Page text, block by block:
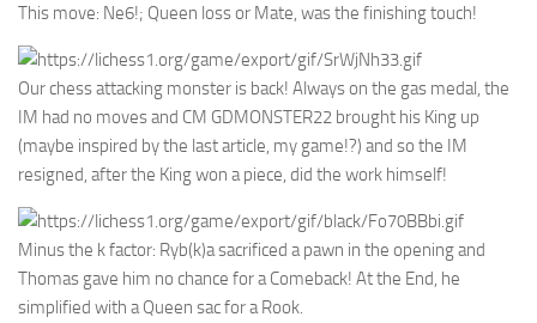
This move: Ne6!; Queen loss or Mate, was the finishing touch!
Our chess attacking monster is back! Always on the gas medal, the
IM had no moves and CM GDMONSTER22 brought his King up
(maybe inspired by the last article, my game!?) and so the IM
resigned, after the King won a piece, did the work himself!
Minus the k factor: Ryb(k)a sacrificed a pawn in the opening and
Thomas gave him no chance for a Comeback! At the End, he
simplified with a Queen sac for a Rook.